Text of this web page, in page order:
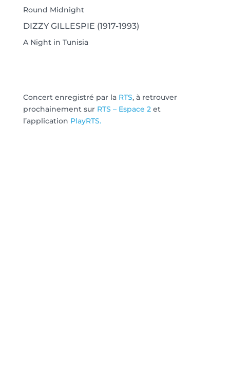
Round Midnight
DIZZY GILLESPIE (1917-1993)
A Night in Tunisia
Concert enregistré par la RTS, à retrouver
prochainement sur RTS – Espace 2et
l’application PlayRTS.